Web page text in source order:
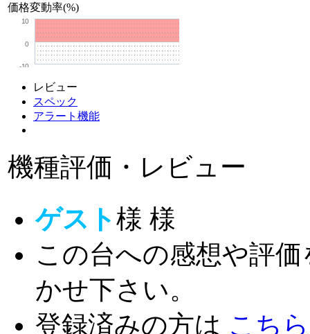
価格変動率(%)
-10
0
10
レビュー
スペック
アラート機能
機種評価・レビュー
ゲスト様 様
この台への感想や評価
かせ下さい。
登録済みの方は こちら